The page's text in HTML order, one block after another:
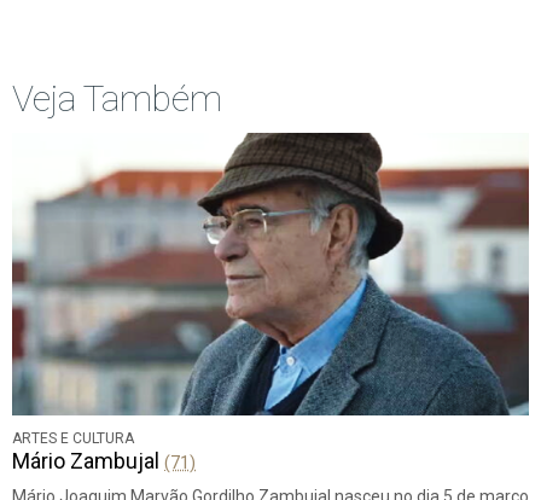
Veja Também
ARTES E CULTURA
Mário Zambujal (71)
Mário Joaquim Marvão Gordilho Zambujal nasceu no dia 5 de março